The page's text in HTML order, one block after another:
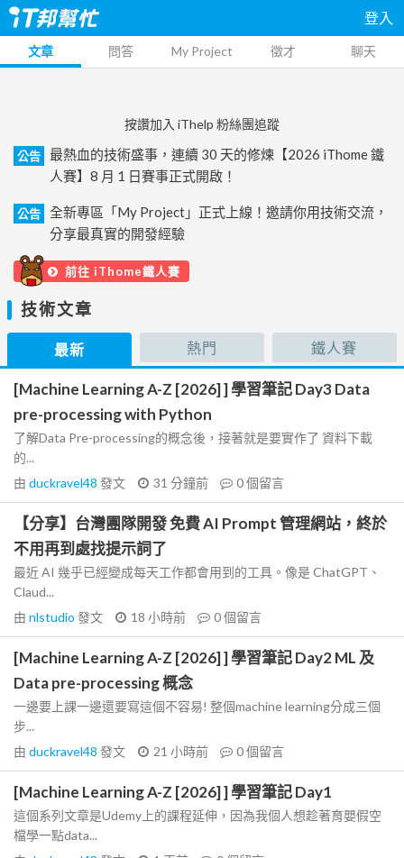
登入
文章 問答 My Project 徵才 聊天
按讚加入 iThelp 粉絲團追蹤
公告
最熱血的技術盛事，連續 30 天的修煉【2026 iThome 鐵
人賽】8 月 1 日賽事正式開啟！
公告
全新專區「My Project」正式上線！邀請你用技術交流，
分享最真實的開發經驗
前往 iThome鐵人賽
技術文章
最新 熱門 鐵人賽
[Machine Learning A-Z [2026] ] 學習筆記 Day3 Data
pre-processing with Python
了解Data Pre-processing的概念後，接著就是要實作了 資料下載
的...
由 duckravel48 發文 31 分鐘前 0個留言
【分享】台灣團隊開發 免費 AI Prompt 管理網站，終於
不用再到處找提示詞了
最近 AI 幾乎已經變成每天工作都會用到的工具。像是 ChatGPT、
Claud...
由 nlstudio 發文 18 小時前 0個留言
[Machine Learning A-Z [2026] ] 學習筆記 Day2 ML 及
Data pre-processing 概念
一邊要上課一邊還要寫這個不容易! 整個machine learning分成三個
步...
由 duckravel48 發文 21 小時前 0個留言
[Machine Learning A-Z [2026] ] 學習筆記 Day1
這個系列文章是Udemy上的課程延伸，因為我個人想趁著育嬰假空
檔學一點data...